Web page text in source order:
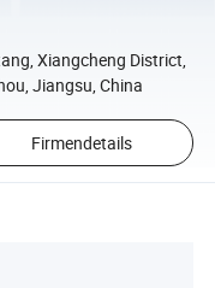
Xiangcheng District,
Jiangsu, China
Firmendetails